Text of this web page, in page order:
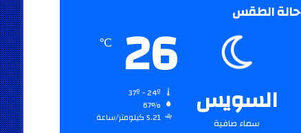
حالة الطقس
السويس
سماء صافية
26
℃
67%
5.21 كيلومتر/ساعة